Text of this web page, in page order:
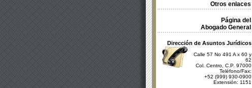
Otros enlaces
Página del
Abogado General
Dirección de Asuntos Jurídicos
Calle 57 No 491 A x 60 y
62
Col. Centro, C.P. 97000
Teléfono/Fax:
+52 (999) 930-0900
Extensión: 1151